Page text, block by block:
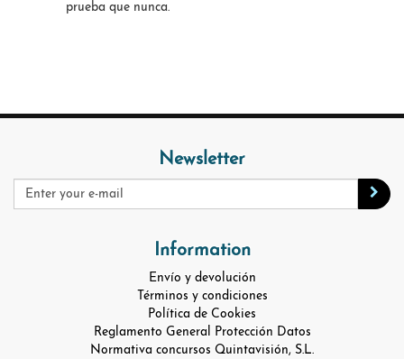
prueba que nunca.
Newsletter
Information
Envío y devolución
Términos y condiciones
Política de Cookies
Reglamento General Protección Datos
Normativa concursos Quintavisión, S.L.